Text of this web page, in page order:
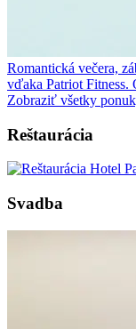
Romantická večera,
vďaka Patriot
Zobraziť všetky
Reštaurácia
Svadba